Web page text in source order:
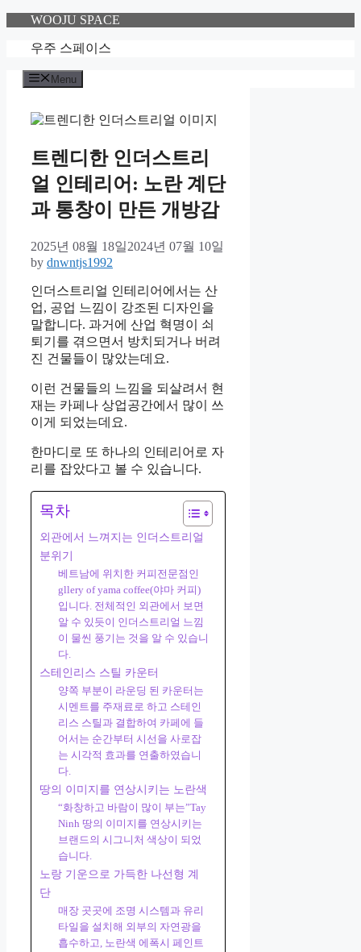
content
WOOJU SPACE
우주 스페이스
Menu
트렌디한 인더스트리
얼 인테리어: 노란 계단
과 통창이 만든 개방감
2025년 08월 18일2024년 07월 10일
by dnwntjs1992
인더스트리얼 인테리어에서는 산
업, 공업 느낌이 강조된 디자인을
말합니다. 과거에 산업 혁명이 쇠
퇴기를 겪으면서 방치되거나 버려
진 건물들이 많았는데요.
이런 건물들의 느낌을 되살려서 현
재는 카페나 상업공간에서 많이 쓰
이게 되었는데요.
한마디로 또 하나의 인테리어로 자
리를 잡았다고 볼 수 있습니다.
목차
외관에서 느껴지는 인더스트리얼
분위기
베트남에 위치한 커피전문점인
gllery of yama coffee(야마 커피)
입니다. 전체적인 외관에서 보면
알 수 있듯이 인더스트리얼 느낌
이 물씬 풍기는 것을 알 수 있습니
다.
스테인리스 스틸 카운터
양쪽 부분이 라운딩 된 카운터는
시멘트를 주재료로 하고 스테인
리스 스틸과 결합하여 카페에 들
어서는 순간부터 시선을 사로잡
는 시각적 효과를 연출하였습니
다.
땅의 이미지를 연상시키는 노란색
“화창하고 바람이 많이 부는”Tay
Ninh 땅의 이미지를 연상시키는
브랜드의 시그니처 색상이 되었
습니다.
노랑 기운으로 가득한 나선형 계
단
매장 곳곳에 조명 시스템과 유리
타일을 설치해 외부의 자연광을
흡수하고, 노란색 에폭시 페인트